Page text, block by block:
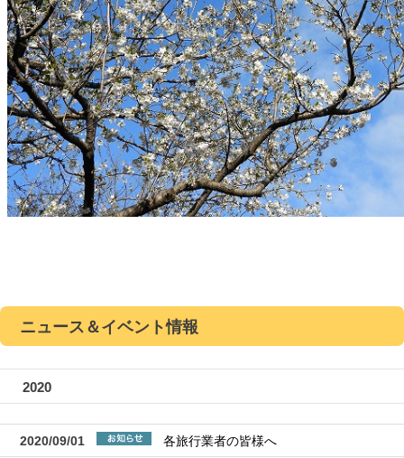
ニュース＆イベント情報
2020
2020/09/01 各旅行業者の皆様へ